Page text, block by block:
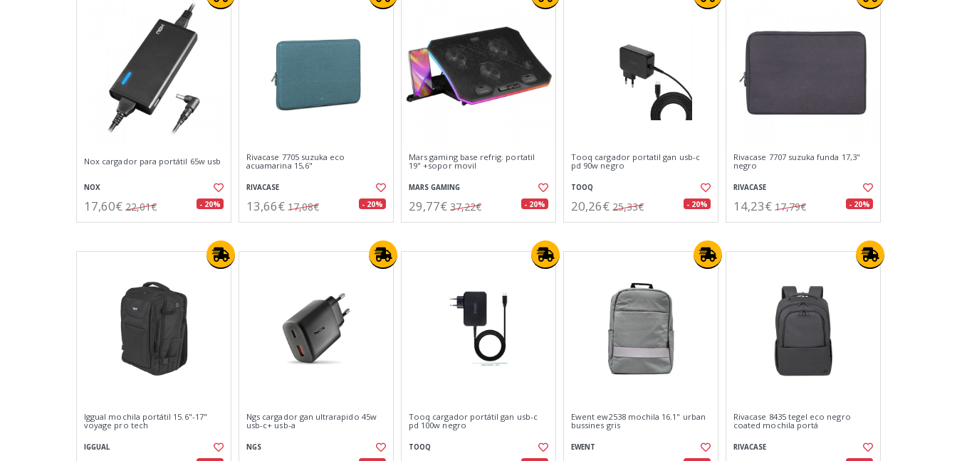
Nox cargador para portátil 65w usb
NOX
17,60€ 22,01€ - 20%
Rivacase 7705 suzuka eco
acuamarina 15,6"
RIVACASE
13,66€ 17,08€ - 20%
Mars gaming base refrig. portatil
19" +sopor movil
MARS GAMING
29,77€ 37,22€ - 20%
Tooq cargador portatil gan usb-c
pd 90w negro
TOOQ
20,26€ 25,33€ - 20%
Rivacase 7707 suzuka funda 17,3"
negro
RIVACASE
14,23€ 17,79€ - 20%
Iggual mochila portátil 15.6"-17"
voyage pro tech
IGGUAL
Ngs cargador gan ultrarapido 45w
usb-c+ usb-a
NGS
Tooq cargador portátil gan usb-c
pd 100w negro
TOOQ
Ewent ew2538 mochila 16.1" urban
bussines gris
EWENT
Rivacase 8435 tegel eco negro
coated mochila portá
RIVACASE